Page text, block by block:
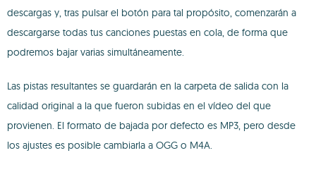
descargas y, tras pulsar el botón para tal propósito, comenzarán a
descargarse todas tus canciones puestas en cola, de forma que
podremos bajar varias simultáneamente.
Las pistas resultantes se guardarán en la carpeta de salida con la
calidad original a la que fueron subidas en el vídeo del que
provienen. El formato de bajada por defecto es MP3, pero desde
los ajustes es posible cambiarla a OGG o M4A.